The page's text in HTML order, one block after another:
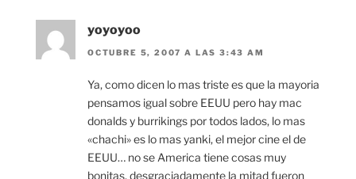
yoyoyoo
OCTUBRE 5, 2007 A LAS 3:43 AM
Ya, como dicen lo mas triste es que la mayoria
pensamos igual sobre EEUU pero hay mac
donalds y burrikings por todos lados, lo mas
«chachi» es lo mas yanki, el mejor cine el de
EEUU… no se America tiene cosas muy
bonitas, desgraciadamente la mitad fueron